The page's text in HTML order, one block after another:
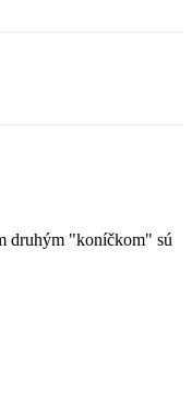
druhým "koníčkom" sú